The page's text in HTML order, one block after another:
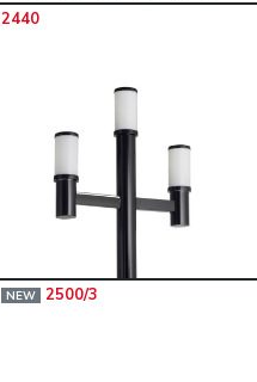
2440
NEW 2500/3